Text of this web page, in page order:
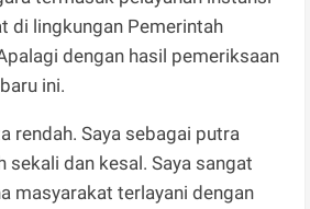
di lingkungan Pemerintah
dengan hasil pemeriksaan
ini.
rendah. Saya sebagai putra
sekali dan kesal. Saya sangat
masyarakat terlayani dengan